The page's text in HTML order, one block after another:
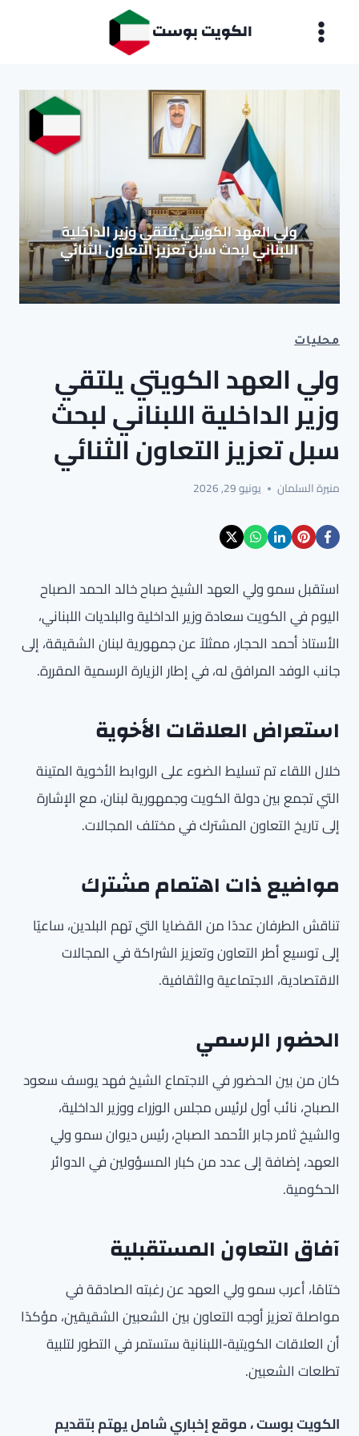
الكويت بوست
محليات
ولي العهد الكويتي يلتقي
وزير الداخلية اللبناني لبحث
سبل تعزيز التعاون الثنائي
منيرة السلمان يونيو 29, 2026
استقبل سمو ولي العهد الشيخ صباح خالد الحمد الصباح
اليوم في الكويت سعادة وزير الداخلية والبلديات اللبناني،
الأستاذ أحمد الحجار، ممثلاً عن جمهورية لبنان الشقيقة، إلى
جانب الوفد المرافق له، في إطار الزيارة الرسمية المقررة.
استعراض العلاقات الأخوية
خلال اللقاء تم تسليط الضوء على الروابط الأخوية المتينة
التي تجمع بين دولة الكويت وجمهورية لبنان، مع الإشارة
إلى تاريخ التعاون المشترك في مختلف المجالات.
مواضيع ذات اهتمام مشترك
تناقش الطرفان عددًا من القضايا التي تهم البلدين، ساعيًا
إلى توسيع أطر التعاون وتعزيز الشراكة في المجالات
الاقتصادية، الاجتماعية والثقافية.
الحضور الرسمي
كان من بين الحضور في الاجتماع الشيخ فهد يوسف سعود
الصباح، نائب أول لرئيس مجلس الوزراء ووزير الداخلية،
والشيخ ثامر جابر الأحمد الصباح، رئيس ديوان سمو ولي
العهد، إضافة إلى عدد من كبار المسؤولين في الدوائر
الحكومية.
آفاق التعاون المستقبلية
ختامًا، أعرب سمو ولي العهد عن رغبته الصادقة في
مواصلة تعزيز أوجه التعاون بين الشعبين الشقيقين، مؤكدًا
أن العلاقات الكويتية‑اللبنانية ستستمر في التطور لتلبية
تطلعات الشعبين.
الكويت بوست ، موقع إخباري شامل يهتم بتقديم